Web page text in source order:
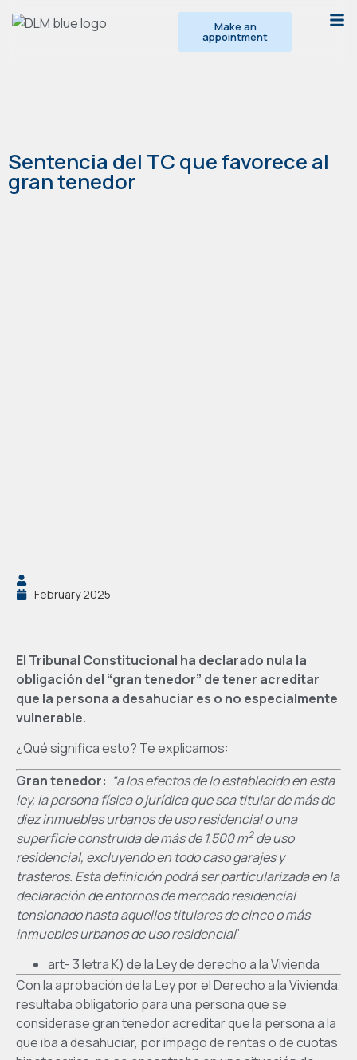
Make an
appointment
Sentencia del TC que favorece al
gran tenedor
February 2025
El Tribunal Constitucional ha declarado nula la
obligación del “gran tenedor” de tener acreditar
que la persona a desahuciar es o no especialmente
vulnerable.
¿Qué significa esto? Te explicamos:
Gran tenedor: “a los efectos de lo establecido en esta
ley, la persona física o jurídica que sea titular de más de
diez inmuebles urbanos de uso residencial o una
superficie construida de más de 1.500 m2de uso
residencial, excluyendo en todo caso garajes y
trasteros. Esta definición podrá ser particularizada en la
declaración de entornos de mercado residencial
tensionado hasta aquellos titulares de cinco o más
inmuebles urbanos de uso residencial”
art- 3 letra K) de la Ley de derecho a la Vivienda
Con la aprobación de la Ley por el Derecho a la Vivienda,
resultaba obligatorio para una persona que se
considerase gran tenedor acreditar que la persona a la
que iba a desahuciar, por impago de rentas o de cuotas